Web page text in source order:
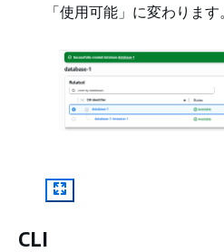
「使用可能」に変わります。
CLI